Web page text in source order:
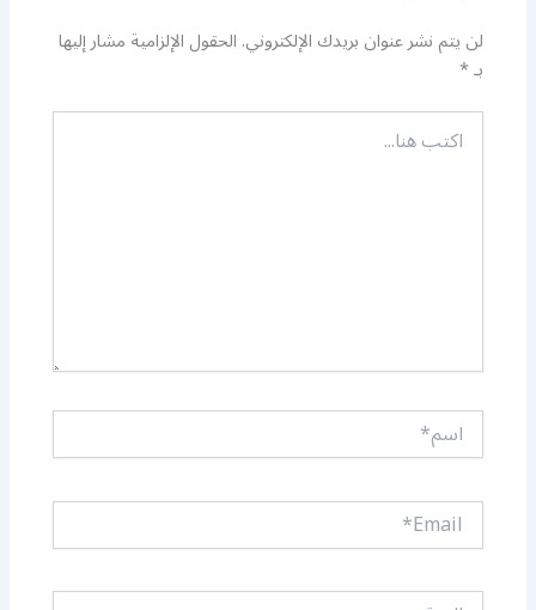
لن يتم نشر عنوان بريدك الإلكتروني.الحقول الإلزامية مشار إليها
بـ*
اكتب
هنا...
اسم*
Email*
الموقع